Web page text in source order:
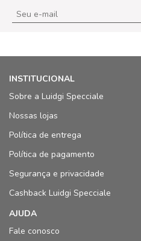
INSTITUCIONAL
Sobre a Luidgi Specciale
Nossas lojas
Política de entrega
Política de pagamento
Segurança e privacidade
Cashback Luidgi Specciale
AJUDA
Fale conosco